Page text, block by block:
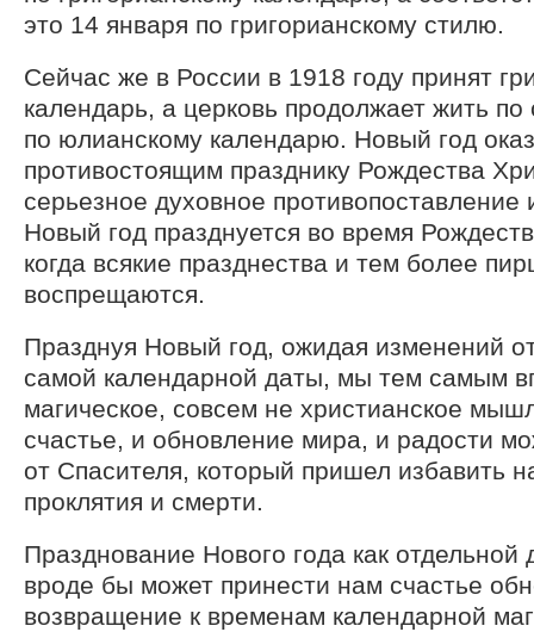
это 14 января по григорианскому стилю.
Сейчас же в России в 1918 году принят
календарь, а церковь продолжает жить
по юлианскому календарю. Новый год
противостоящим празднику Рождества
серьезное духовное противопоставление
Новый год празднуется во время
когда всякие празднества и тем более
воспрещаются.
Празднуя Новый год, ожидая изменений
самой календарной даты, мы тем самым
магическое, совсем не христианское
счастье, и обновление мира, и радости
от Спасителя, который пришел избавить
проклятия и смерти.
Празднование Нового года как отдельной
вроде бы может принести нам счастье
возвращение к временам календарной